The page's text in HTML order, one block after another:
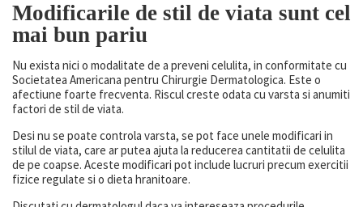
Modificarile de stil de viata sunt cel
mai bun pariu
Nu exista nici o modalitate de a preveni celulita, in conformitate cu
Societatea Americana pentru Chirurgie Dermatologica. Este o
afectiune foarte frecventa. Riscul creste odata cu varsta si anumiti
factori de stil de viata.
Desi nu se poate controla varsta, se pot face unele modificari in
stilul de viata, care ar putea ajuta la reducerea cantitatii de celulita
de pe coapse. Aceste modificari pot include lucruri precum exercitii
fizice regulate si o dieta hranitoare.